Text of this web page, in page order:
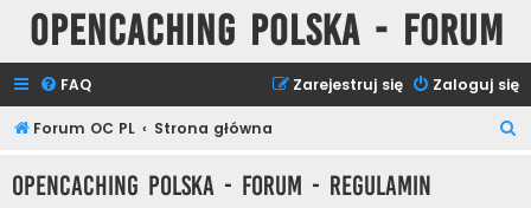
Opencaching Polska - Forum
FAQ Zaloguj się
Zarejestruj się
Forum OC PL Strona główna
Opencaching Polska - Forum - Regulamin